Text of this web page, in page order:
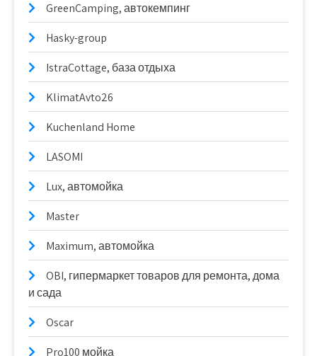
GreenCamping, автокемпинг
Hasky-group
IstraCottage, база отдыха
KlimatAvto26
Kuchenland Home
LASOMI
Lux, автомойка
Master
Maximum, автомойка
OBI, гипермаркет товаров для ремонта, дома
и сада
Oscar
Pro100 мойка